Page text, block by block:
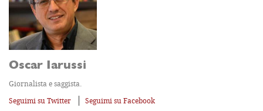
Oscar Iarussi
Giornalista e saggista.
Seguimi su Twitter
Seguimi su Facebook